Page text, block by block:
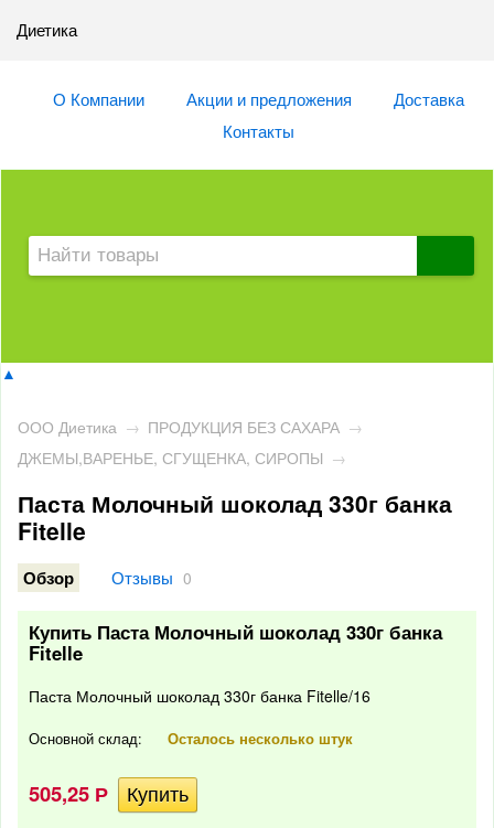
Диетика
О Компании Акции и предложения
Доставка
Контакты
▲
ООО Диетика → ПРОДУКЦИЯ БЕЗ САХАРА →
ДЖЕМЫ,ВАРЕНЬЕ, СГУЩЕНКА, СИРОПЫ →
Паста Молочный шоколад 330г банка
Fitelle
Обзор Отзывы 0
Купить Паста Молочный шоколад 330г банка
Fitelle
Паста Молочный шоколад 330г банка Fitelle/16
Основной склад: Осталось несколько штук
505,25 Р